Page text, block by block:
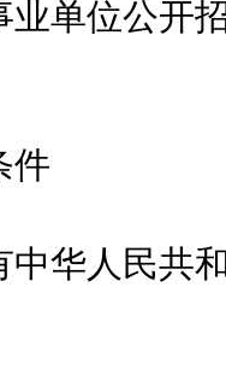
业单位公开
人民共和